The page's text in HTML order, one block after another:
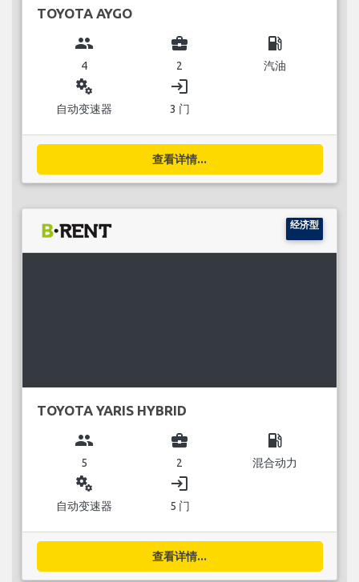
TOYOTA AYGO
group
4
business_center
2
local_gas_station
汽油
miscellaneous_services
自动变速器
login
3 门
查看详情...
经济型
TOYOTA YARIS HYBRID
group
5
business_center
2
local_gas_station
混合动力
miscellaneous_services
自动变速器
login
5 门
查看详情...